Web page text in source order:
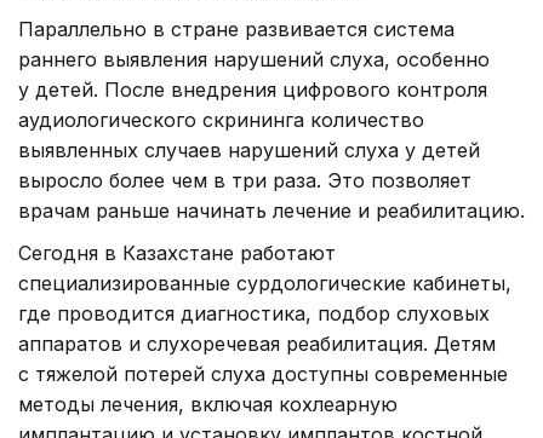
Параллельно в стране развивается система
раннего выявления нарушений слуха, особенно
у детей. После внедрения цифрового контроля
аудиологического скрининга количество
выявленных случаев нарушений слуха у детей
выросло более чем в три раза. Это позволяет
врачам раньше начинать лечение и реабилитацию.
Сегодня в Казахстане работают
специализированные сурдологические кабинеты,
где проводится диагностика, подбор слуховых
аппаратов и слухоречевая реабилитация. Детям
с тяжелой потерей слуха доступны современные
методы лечения, включая кохлеарную